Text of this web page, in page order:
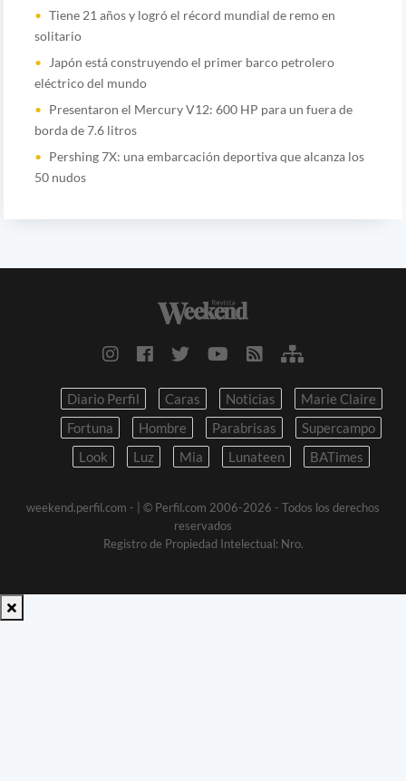
Tiene 21 años y logró el récord mundial de remo en
solitario
Japón está construyendo el primer barco petrolero
eléctrico del mundo
Presentaron el Mercury V12: 600 HP para un fuera de
borda de 7.6 litros
Pershing 7X: una embarcación deportiva que alcanza los
50 nudos
Diario Perfil Caras Noticias
Marie Claire
Fortuna
Hombre Parabrisas
Supercampo
Look
Luz Mia Lunateen BATimes
weekend.perfil.com -
| © Perfil.com 2006-2026 - Todos los derechos
reservados
Registro de Propiedad Intelectual: Nro.